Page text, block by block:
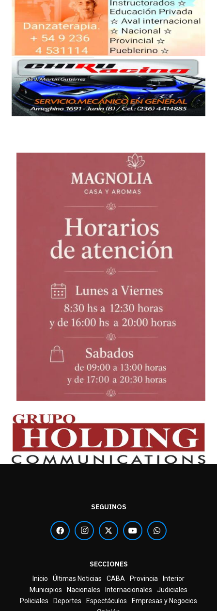
SEGUINOS
SECCIONES
Inicio Últimas Noticias CABA Provincia
Interior
Municipios
Nacionales Internacionales
Judiciales
Policiales
Deportes Espectáculos
Empresas y Negocios